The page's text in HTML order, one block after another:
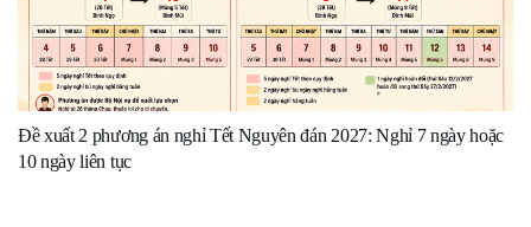
Đề xuất 2 phương án nghỉ Tết Nguyên đán 2027: Nghỉ 7 ngày hoặc
10 ngày liên tục